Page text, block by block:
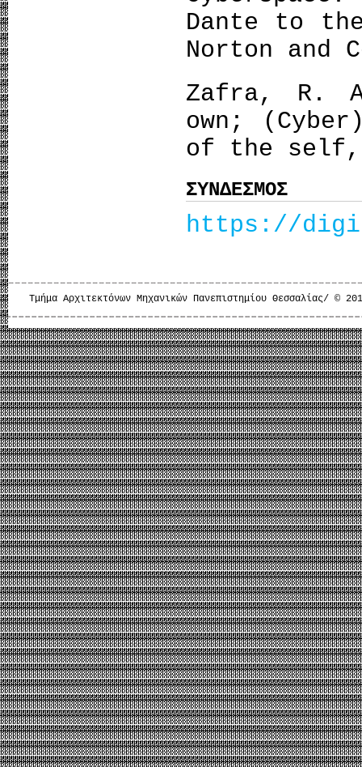
Dante to
Norton and
Zafra, R.
own;
of the self,
ΣΥΝΔΕΣΜΟΣ
https://
Τμήμα Αρχιτεκτόνων Μηχανικών Πανεπιστημίου Θεσσαλίας/ ©